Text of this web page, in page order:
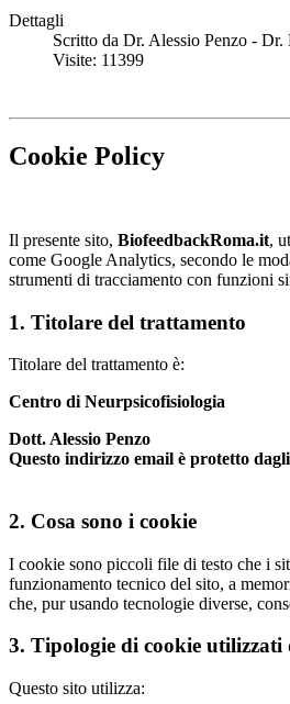
Dettagli
Scritto da Dr. Alessio Penzo - Dr.
Visite: 11399
Cookie Policy
Il presente sito, BiofeedbackRoma.it,
come Google Analytics, secondo le
strumenti di tracciamento con funzioni
1. Titolare del trattamento
Titolare del trattamento è:
Centro di Neurpsicofisiologia
Dott. Alessio Penzo
Questo indirizzo email è protetto
2. Cosa sono i cookie
I cookie sono piccoli file di testo che i
funzionamento tecnico del sito, a
che, pur usando tecnologie diverse,
3. Tipologie di cookie utilizzati
Questo sito utilizza: